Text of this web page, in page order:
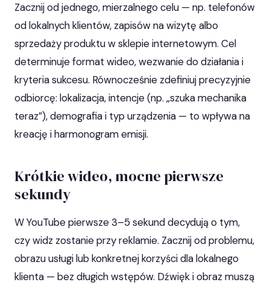
Zacznij od jednego, mierzalnego celu — np. telefonów
od lokalnych klientów, zapisów na wizytę albo
sprzedaży produktu w sklepie internetowym. Cel
determinuje format wideo, wezwanie do działania i
kryteria sukcesu. Równocześnie zdefiniuj precyzyjnie
odbiorcę: lokalizacja, intencje (np. „szuka mechanika
teraz”), demografia i typ urządzenia — to wpływa na
kreację i harmonogram emisji.
Krótkie wideo, mocne pierwsze
sekundy
W YouTube pierwsze 3–5 sekund decydują o tym,
czy widz zostanie przy reklamie. Zacznij od problemu,
obrazu usługi lub konkretnej korzyści dla lokalnego
klienta — bez długich wstępów. Dźwięk i obraz muszą